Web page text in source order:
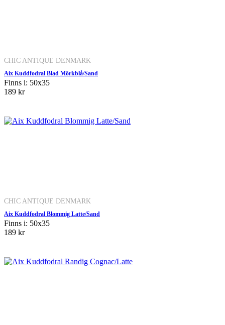
CHIC ANTIQUE DENMARK
Aix Kuddfodral Blad Mörkblå/Sand
Finns i: 50x35
189 kr
CHIC ANTIQUE DENMARK
Aix Kuddfodral Blommig Latte/Sand
Finns i: 50x35
189 kr